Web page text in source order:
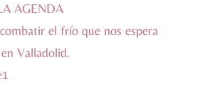
AGENDA
el frío que nos espera
Valladolid.